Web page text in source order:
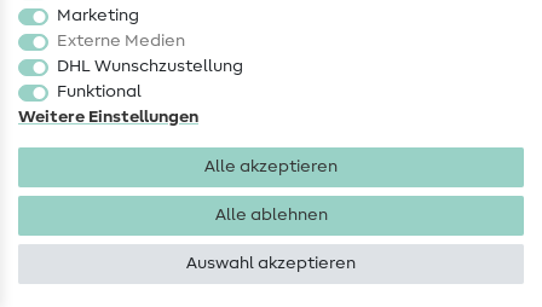
Schnittmuster
Marketing
Externe Medien
DHL Wunschzustellung
Funktional
Weitere Einstellungen
Alle akzeptieren
Alle ablehnen
Auswahl akzeptieren
Impressum Datenschutz
AGB
Copyright 2026 SewIY GmbH